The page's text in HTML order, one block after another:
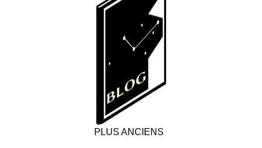
PLUS ANCIENS